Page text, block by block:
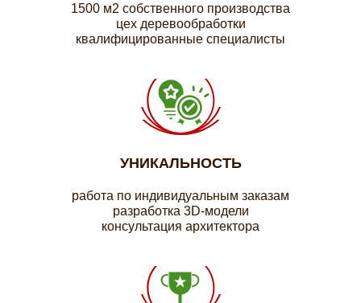
1500 м2 собственного производства
цех деревообработки
квалифицированные специалисты
УНИКАЛЬНОСТЬ
работа по индивидуальным заказам
разработка 3D-модели
консультация архитектора